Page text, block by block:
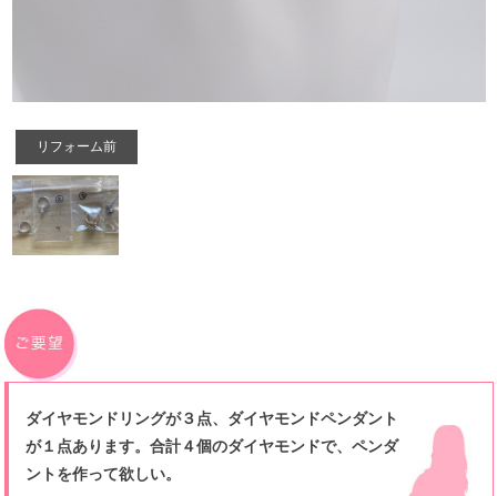
リフォーム前
ダイヤモンドリングが３点、ダイヤモンドペンダント
が１点あります。合計４個のダイヤモンドで、ペンダ
ントを作って欲しい。